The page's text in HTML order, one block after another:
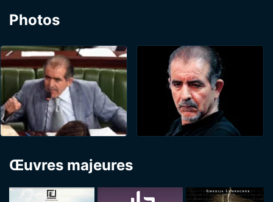
Photos
Œuvres majeures